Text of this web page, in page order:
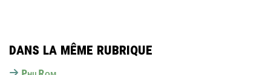
Dans la même rubrique